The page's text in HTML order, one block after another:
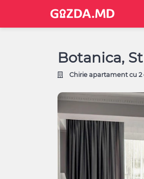
Botanica,
Chirie apartament cu 2